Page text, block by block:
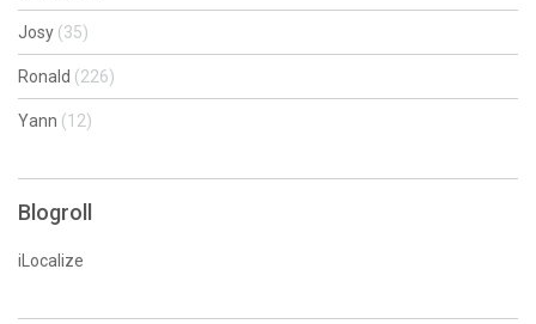
Josy (35)
Ronald (226)
Yann (12)
Blogroll
iLocalize